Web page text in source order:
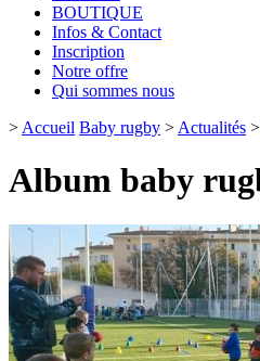
BOUTIQUE
Infos & Contact
Inscription
Notre offre
Qui sommes nous
> Accueil Baby rugby > Actualités >
Album baby